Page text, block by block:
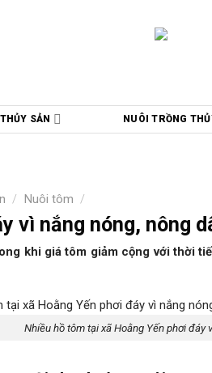
SẢN NUÔI TRỒNG
/ Nuôi tôm /
vì nắng nóng, nông
khi giá tôm giảm cộng với thời
Nhiều hồ tôm tại xã Hoằng Yến phơi đáy